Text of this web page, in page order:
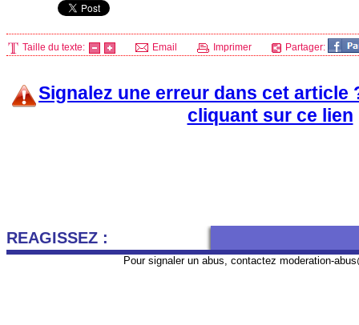
Taille du texte: Email Imprimer Partager:
Signalez une erreur dans cet article
cliquant sur ce lien
REAGISSEZ :
Pour signaler un abus, contactez moderation-